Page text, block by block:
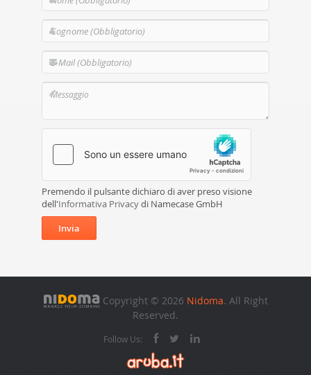
Premendo il pulsante dichiaro di aver preso visione
dell'Informativa Privacydi Namecase GmbH
Invia
Copyright © 2026 Nidoma. All Right
Reserved.
Follow Us: